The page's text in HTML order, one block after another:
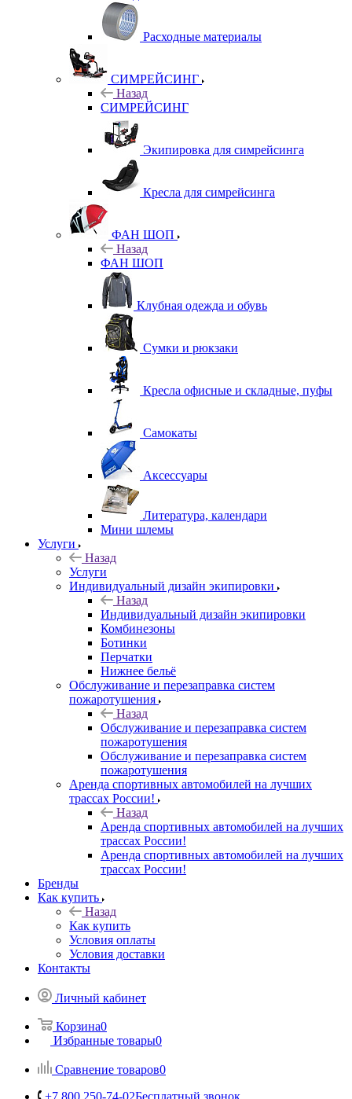
Расходные материалы
СИМРЕЙСИНГ
Назад
СИМРЕЙСИНГ
Экипировка для симрейсинга
Кресла для симрейсинга
ФАН ШОП
Назад
ФАН ШОП
Клубная одежда и обувь
Сумки и рюкзаки
Кресла офисные и складные, пуфы
Самокаты
Аксессуары
Литература, календари
Мини шлемы
Услуги
Назад
Услуги
Индивидуальный дизайн экипировки
Назад
Индивидуальный дизайн экипировки
Комбинезоны
Ботинки
Перчатки
Нижнее бельё
Обслуживание и перезаправка систем
пожаротушения
Назад
Обслуживание и перезаправка систем
пожаротушения
Обслуживание и перезаправка систем
пожаротушения
Аренда спортивных автомобилей на лучших
трассах России!
Назад
Аренда спортивных автомобилей на лучших
трассах России!
Аренда спортивных автомобилей на лучших
трассах России!
Бренды
Как купить
Назад
Как купить
Условия оплаты
Условия доставки
Контакты
Личный кабинет
Корзина0
Избранные товары0
Сравнение товаров0
+7 800 250-74-02Бесплатный звонок